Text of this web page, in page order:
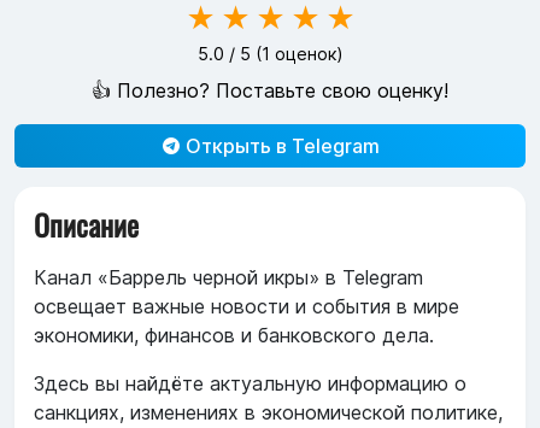
★ ★ ★ ★ ★
5.0 / 5 (1 оценок)
👍 Полезно? Поставьте свою оценку!
Открыть в Telegram
Описание
Канал «Баррель черной икры» в Telegram
освещает важные новости и события в мире
экономики, финансов и банковского дела.
Здесь вы найдёте актуальную информацию о
санкциях, изменениях в экономической политике,